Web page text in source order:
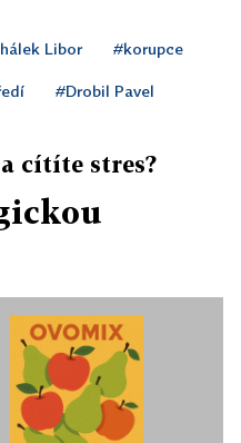
Libor #korupce
#Drobil Pavel
cítíte stres?